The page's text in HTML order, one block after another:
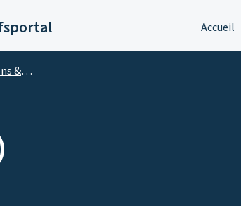
Accueil
importantes